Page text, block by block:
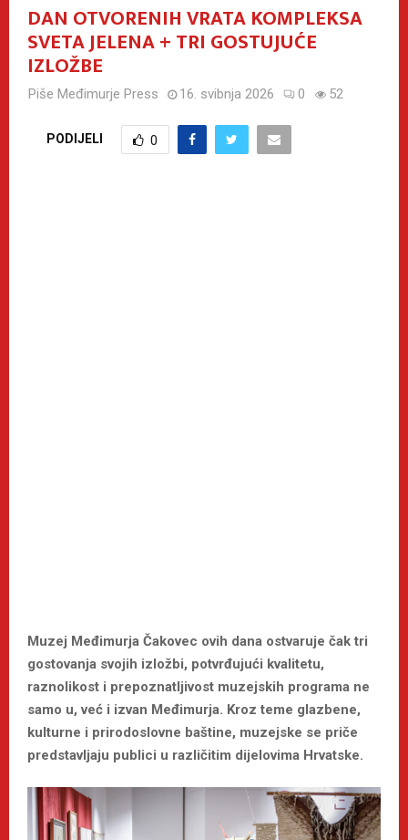
DAN OTVORENIH VRATA KOMPLEKSA
SVETA JELENA + TRI GOSTUJUĆE
IZLOŽBE
Piše Međimurje Press 16. svibnja 2026 0 52
PODIJELI 0
Muzej Međimurja Čakovec ovih dana ostvaruje čak tri
gostovanja svojih izložbi, potvrđujući kvalitetu,
raznolikost i prepoznatljivost muzejskih programa ne
samo u, već i izvan Međimurja. Kroz teme glazbene,
kulturne i prirodoslovne baštine, muzejske se priče
predstavljaju publici u različitim dijelovima Hrvatske.